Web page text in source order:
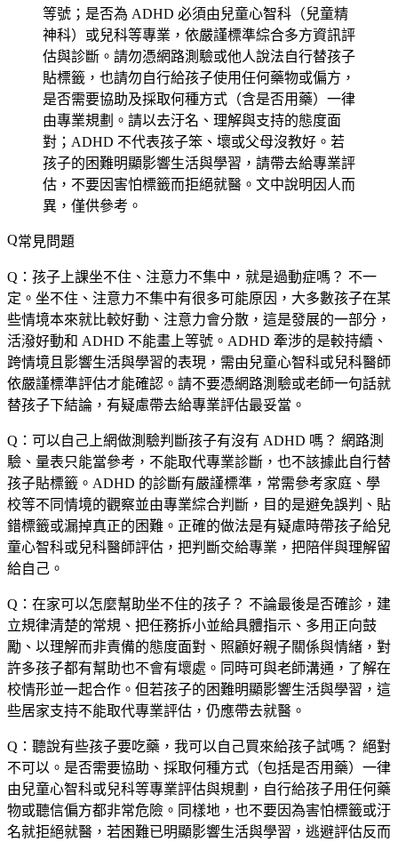
等號；是否為 ADHD 必須由兒童心智科（兒童精
神科）或兒科等專業，依嚴謹標準綜合多方資訊評
估與診斷。請勿憑網路測驗或他人說法自行替孩子
貼標籤，也請勿自行給孩子使用任何藥物或偏方，
是否需要協助及採取何種方式（含是否用藥）一律
由專業規劃。請以去汙名、理解與支持的態度面
對；ADHD 不代表孩子笨、壞或父母沒教好。若
孩子的困難明顯影響生活與學習，請帶去給專業評
估，不要因害怕標籤而拒絕就醫。文中說明因人而
異，僅供參考。
常見問題
Q：孩子上課坐不住、注意力不集中，就是過動症嗎？ 不一
定。坐不住、注意力不集中有很多可能原因，大多數孩子在某
些情境本來就比較好動、注意力會分散，這是發展的一部分，
活潑好動和 ADHD 不能畫上等號。ADHD 牽涉的是較持續、
跨情境且影響生活與學習的表現，需由兒童心智科或兒科醫師
依嚴謹標準評估才能確認。請不要憑網路測驗或老師一句話就
替孩子下結論，有疑慮帶去給專業評估最妥當。
Q：可以自己上網做測驗判斷孩子有沒有 ADHD 嗎？ 網路測
驗、量表只能當參考，不能取代專業診斷，也不該據此自行替
孩子貼標籤。ADHD 的診斷有嚴謹標準，常需參考家庭、學
校等不同情境的觀察並由專業綜合判斷，目的是避免誤判、貼
錯標籤或漏掉真正的困難。正確的做法是有疑慮時帶孩子給兒
童心智科或兒科醫師評估，把判斷交給專業，把陪伴與理解留
給自己。
Q：在家可以怎麼幫助坐不住的孩子？ 不論最後是否確診，建
立規律清楚的常規、把任務拆小並給具體指示、多用正向鼓
勵、以理解而非責備的態度面對、照顧好親子關係與情緒，對
許多孩子都有幫助也不會有壞處。同時可與老師溝通，了解在
校情形並一起合作。但若孩子的困難明顯影響生活與學習，這
些居家支持不能取代專業評估，仍應帶去就醫。
Q：聽說有些孩子要吃藥，我可以自己買來給孩子試嗎？ 絕對
不可以。是否需要協助、採取何種方式（包括是否用藥）一律
由兒童心智科或兒科等專業評估與規劃，自行給孩子用任何藥
物或聽信偏方都非常危險。同樣地，也不要因為害怕標籤或汙
名就拒絕就醫，若困難已明顯影響生活與學習，逃避評估反而